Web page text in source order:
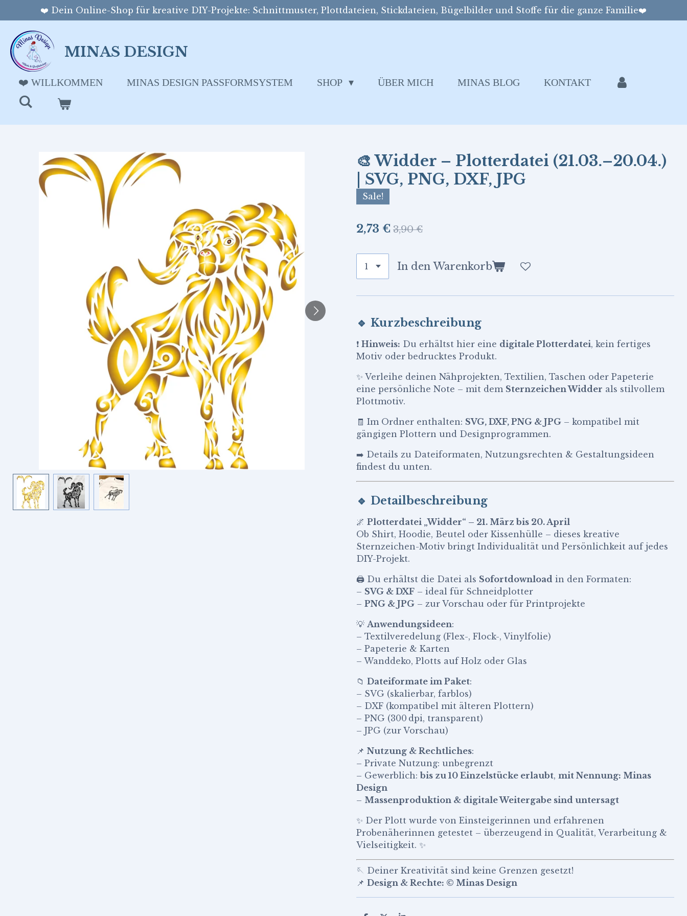
Hauptinhalt
springen
❤️ Dein Online-Shop für kreative DIY-Projekte: Schnittmuster, Plottdateien, Stickdateien, Bügelbilder und Stoffe für die ganze Familie❤️
MINAS DESIGN
❤️ WILLKOMMEN MINAS DESIGN PASSFORMSYSTEM SHOP ÜBER MICH MINAS BLOG KONTAKT
🎨 Widder – Plotterdatei (21.03.–20.04.)
| SVG, PNG, DXF, JPG
Sale!
2,73 € 3,90 €
In den Warenkorb
🔹 Kurzbeschreibung
❗ Hinweis: Du erhältst hier eine digitale Plotterdatei, kein fertiges
Motiv oder bedrucktes Produkt.
✨ Verleihe deinen Nähprojekten, Textilien, Taschen oder Papeterie
eine persönliche Note – mit dem Sternzeichen Widder als stilvollem
Plottmotiv.
🧾 Im Ordner enthalten: SVG, DXF, PNG & JPG – kompatibel mit
gängigen Plottern und Designprogrammen.
➡️ Details zu Dateiformaten, Nutzungsrechten & Gestaltungsideen
findest du unten.
🔹 Detailbeschreibung
🌌 Plotterdatei „Widder“ – 21. März bis 20. April
Ob Shirt, Hoodie, Beutel oder Kissenhülle – dieses kreative
Sternzeichen-Motiv bringt Individualität und Persönlichkeit auf jedes
DIY-Projekt.
🖨️ Du erhältst die Datei als Sofortdownload in den Formaten:
– SVG & DXF – ideal für Schneidplotter
– PNG & JPG – zur Vorschau oder für Printprojekte
💡 Anwendungsideen:
– Textilveredelung (Flex-, Flock-, Vinylfolie)
– Papeterie & Karten
– Wanddeko, Plotts auf Holz oder Glas
📁 Dateiformate im Paket:
– SVG (skalierbar, farblos)
– DXF (kompatibel mit älteren Plottern)
– PNG (300 dpi, transparent)
– JPG (zur Vorschau)
📌 Nutzung & Rechtliches:
– Private Nutzung: unbegrenzt
– Gewerblich:bis zu 10 Einzelstücke erlaubt, mit Nennung: Minas
Design
– Massenproduktion & digitale Weitergabe sind untersagt
✨ Der Plott wurde von Einsteigerinnen und erfahrenen
Probenäherinnen getestet – überzeugend in Qualität, Verarbeitung &
Vielseitigkeit. ✨
🪡 Deiner Kreativität sind keine Grenzen gesetzt!
📌 Design & Rechte: © Minas Design